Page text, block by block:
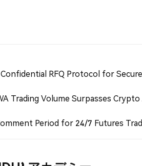
Confidential RFQ Protocol for
Trading Volume Surpasses
Period for 24/7 Futures